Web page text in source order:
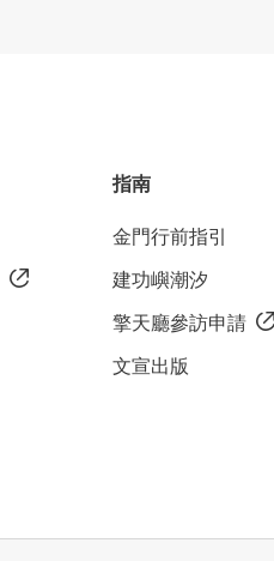
指南
金門行前指引
建功嶼潮汐
擎天廳參訪申請
文宣出版